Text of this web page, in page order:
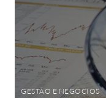
que
pós-
graduação
pode
proporcionar
a
um
experiente?
GESTÃO E NEGÓCIOS